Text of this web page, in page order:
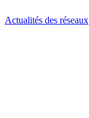
Actualités des réseaux